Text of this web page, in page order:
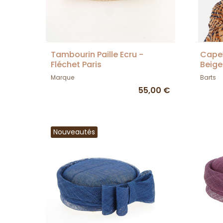
Tambourin Paille Ecru -
Fléchet Paris
Marque
55,00 €
Barts
Nouveautés